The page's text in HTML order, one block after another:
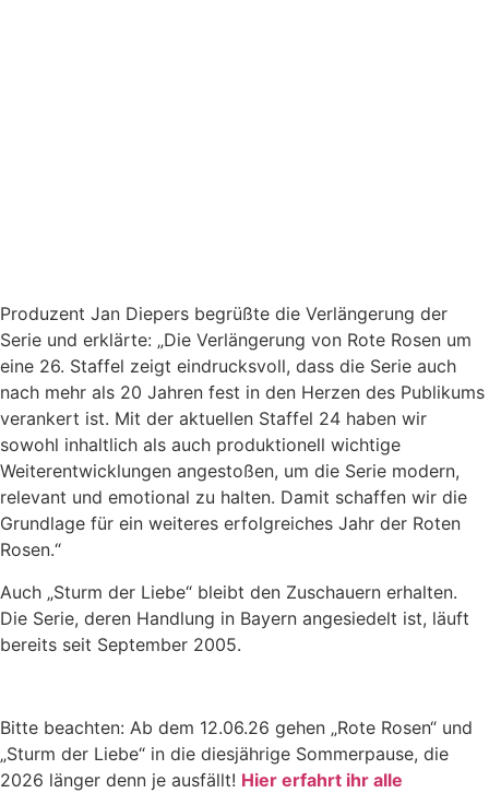
Produzent Jan Diepers begrüßte die Verlängerung der
Serie und erklärte: „Die Verlängerung von Rote Rosen um
eine 26. Staffel zeigt eindrucksvoll, dass die Serie auch
nach mehr als 20 Jahren fest in den Herzen des Publikums
verankert ist. Mit der aktuellen Staffel 24 haben wir
sowohl inhaltlich als auch produktionell wichtige
Weiterentwicklungen angestoßen, um die Serie modern,
relevant und emotional zu halten. Damit schaffen wir die
Grundlage für ein weiteres erfolgreiches Jahr der Roten
Rosen.“
Auch „Sturm der Liebe“ bleibt den Zuschauern erhalten.
Die Serie, deren Handlung in Bayern angesiedelt ist, läuft
bereits seit September 2005.
Bitte beachten: Ab dem 12.06.26 gehen „Rote Rosen“ und
„Sturm der Liebe“ in die diesjährige Sommerpause, die
2026 länger denn je ausfällt! Hier erfahrt ihr alle